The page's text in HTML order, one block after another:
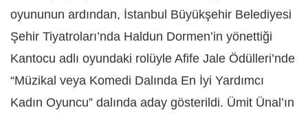
oyununun ardından, İstanbul Büyükşehir Belediyesi
Şehir Tiyatroları’nda Haldun Dormen’in yönettiği
Kantocu adlı oyundaki rolüyle Afife Jale Ödülleri’nde
“Müzikal veya Komedi Dalında En İyi Yardımcı
Kadın Oyuncu” dalında aday gösterildi. Ümit Ünal’ın